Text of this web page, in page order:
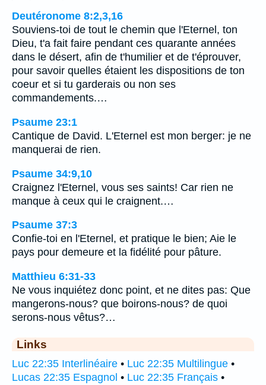
Deutéronome 8:2,3,16
Souviens-toi de tout le chemin que l'Eternel, ton
Dieu, t'a fait faire pendant ces quarante années
dans le désert, afin de t'humilier et de t'éprouver,
pour savoir quelles étaient les dispositions de ton
coeur et si tu garderais ou non ses
commandements.…
Psaume 23:1
Cantique de David. L'Eternel est mon berger: je ne
manquerai de rien.
Psaume 34:9,10
Craignez l'Eternel, vous ses saints! Car rien ne
manque à ceux qui le craignent.…
Psaume 37:3
Confie-toi en l'Eternel, et pratique le bien; Aie le
pays pour demeure et la fidélité pour pâture.
Matthieu 6:31-33
Ne vous inquiétez donc point, et ne dites pas: Que
mangerons-nous? que boirons-nous? de quoi
serons-nous vêtus?…
Links
Luc 22:35 Interlinéaire • Luc 22:35 Multilingue •
Lucas 22:35 Espagnol • Luc 22:35 Français •